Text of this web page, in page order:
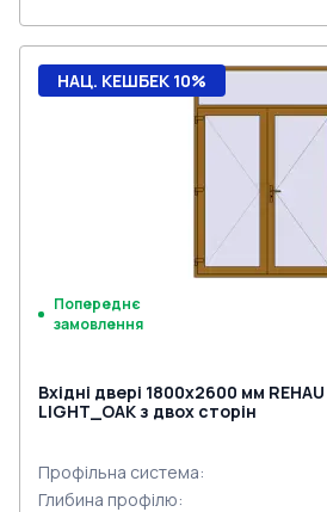
НАЦ. КЕШБЕК 10%
Попереднє
замовлення
Вхідні двері 1800x2600 мм
LIGHT_OAK з двох сторін
Профільна система:
Глибина профілю: